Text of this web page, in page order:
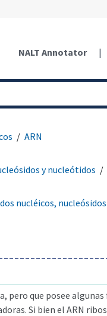
NALT Annotator |
ARN
y nucleótidos
nucléicos,
pero que posee
Si bien el ARN